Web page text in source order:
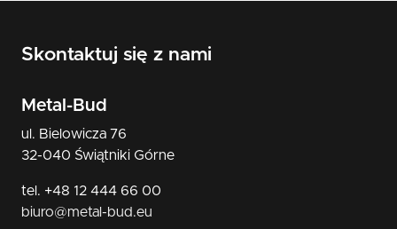
Skontaktuj się z nami
Metal-Bud
ul. Bielowicza 76
32-040 Świątniki Górne
tel. +48 12 444 66 00
biuro@metal-bud.eu